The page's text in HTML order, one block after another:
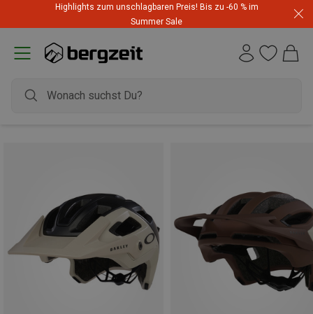
Highlights zum unschlagbaren Preis! Bis zu -60 % im
Summer Sale